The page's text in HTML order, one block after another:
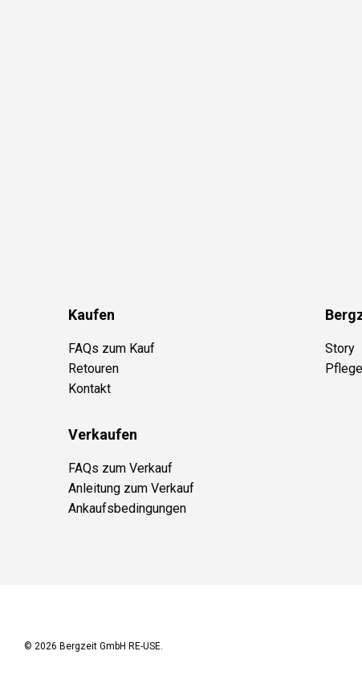
Kaufen
FAQs zum Kauf
Retouren
Kontakt
Story
Verkaufen
FAQs zum Verkauf
Anleitung zum Verkauf
Ankaufsbedingungen
© 2026 Bergzeit GmbH RE-USE.